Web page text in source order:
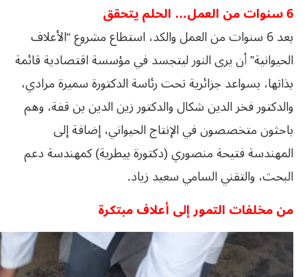
6 سنوات من العمل… الحلم يتحقق
بعد 6 سنوات من العمل والكد، استطاع مشروع “الأعلاف
الحيوانية” أن يرى النور ليتجسد في مؤسسة اقتصادية قائمة
بذاتها، بسواعد جزائرية تحت رئاسة الدكتورة سميرة مرادي،
والدكتور فخر الدين شكال والدكتور زين الدين بن قفة، وهم
باحثون متخصصون في الإنتاج الحيواني، إضافة إلى
المهندسة فتيحة منصوري (دكتورة بيطرية) كمهندسة دعم
البحث، والتقني السامي سعيد زياد.
من مخلفات التمور إلى أعلاف مبتكرة